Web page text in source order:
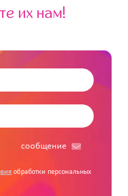
их нам!
cообщение
обработки персональных